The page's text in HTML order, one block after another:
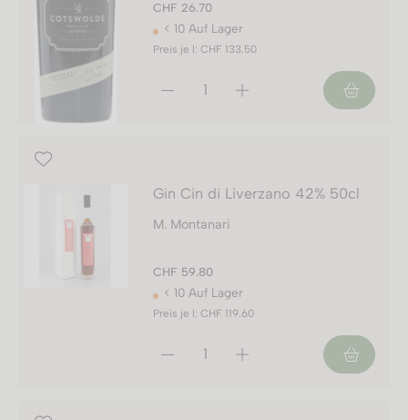
CHF 26.70
< 10 Auf Lager
Preis je l: CHF 133.50
Gin Cin di Liverzano 42% 50cl
M. Montanari
CHF 59.80
< 10 Auf Lager
Preis je l: CHF 119.60